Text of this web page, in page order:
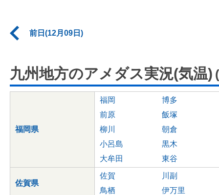
前日(12月09日)
九州地方のアメダス実況(気温)
福岡県
福岡
博多
前原
飯塚
柳川
朝倉
小呂島
黒木
大牟田
東谷
佐賀県
佐賀
川副
鳥栖
伊万里